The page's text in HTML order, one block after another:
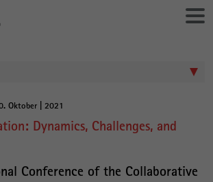
Oktober | 2021
Dynamics, Challenges, and
Conference of the Collaborative